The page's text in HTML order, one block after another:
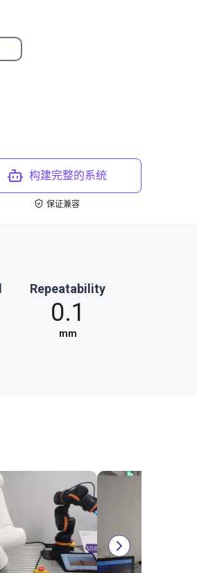
构建完整的系统
保证兼容
Repeatability
0.1
mm